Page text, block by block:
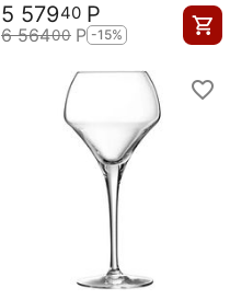
5 57940 Р
6 56400 Р -15%